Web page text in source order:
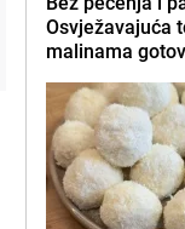
Osvježavajuća
malinama